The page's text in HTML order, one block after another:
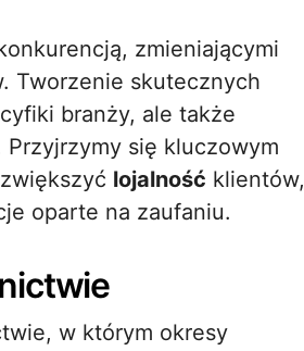
Tworzenie skutecznych
branży, ale także
się kluczowym
lojalność klientów,
oparte na zaufaniu.
w którym okresy